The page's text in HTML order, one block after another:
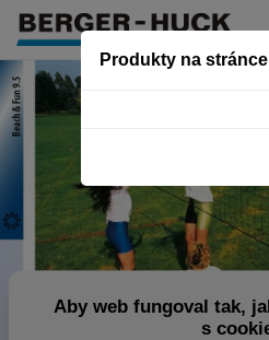
Produkty na stránce
Aby web fungoval tak,
s